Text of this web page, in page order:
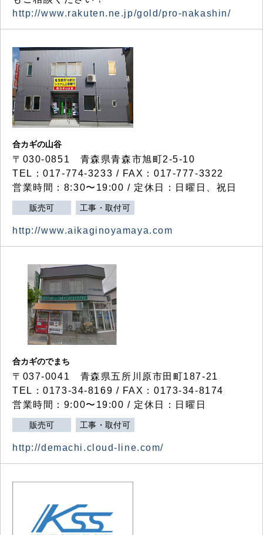
http://www.rakuten.ne.jp/gold/pro-nakashin/
合カギの山谷
〒030-0851 青森県青森市旭町2-5-10
TEL：017-774-3233 / FAX：017-777-3322
営業時間：8:30〜19:00 / 定休日：日曜日、祝日
販売可 工事・取付可
http://www.aikaginoyamaya.com
合カギのでまち
〒037-0041 青森県五所川原市田町187-21
TEL：0173-34-8169 / FAX：0173-34-8174
営業時間：9:00〜19:00 / 定休日：日曜日
販売可 工事・取付可
http://demachi.cloud-line.com/